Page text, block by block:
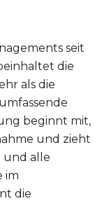
seit
die
als die
beginnt mit,
und zieht
und alle
im
die